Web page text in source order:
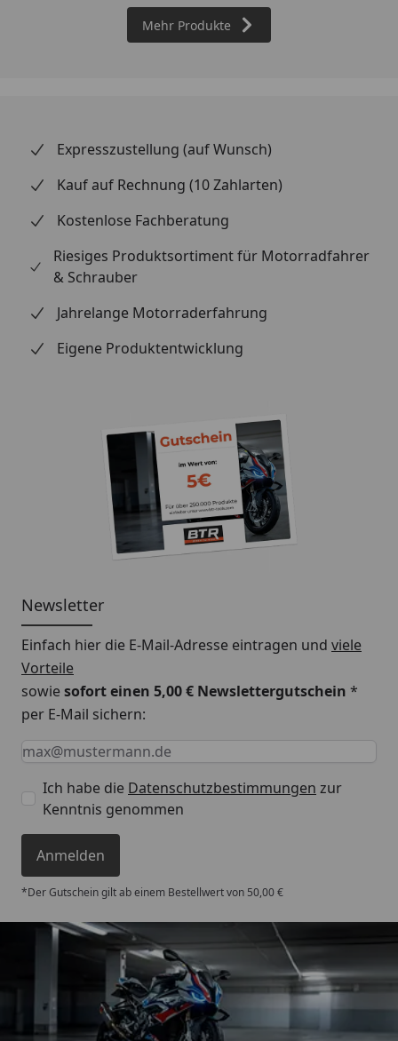
Mehr Produkte
Expresszustellung (auf Wunsch)
Kauf auf Rechnung (10 Zahlarten)
Kostenlose Fachberatung
Riesiges Produktsortiment für Motorradfahrer
& Schrauber
Jahrelange Motorraderfahrung
Eigene Produktentwicklung
Newsletter
Einfach hier die E-Mail-Adresse eintragen und viele
Vorteile
sowiesofort einen 5,00 € Newslettergutschein *
per E-Mail sichern:
Keine Eingabe erforderlich
Eingabe erforderlich
E-Mail *
Ich habe die Datenschutzbestimmungen zur
Kenntnis genommen
Anmelden
*Der Gutschein gilt ab einem Bestellwert von 50,00 €
Trusted Shops
4,85/ 5